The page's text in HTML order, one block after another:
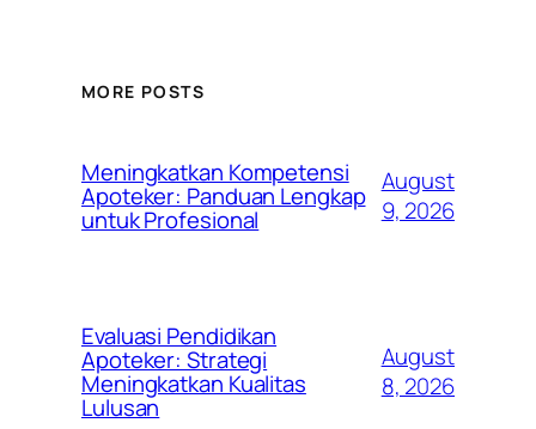
MORE POSTS
Meningkatkan Kompetensi
Apoteker: Panduan Lengkap
untuk Profesional
August
9, 2026
Evaluasi Pendidikan
Apoteker: Strategi
Meningkatkan Kualitas
Lulusan
August
8, 2026